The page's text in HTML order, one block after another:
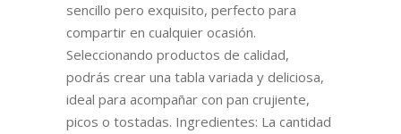
sencillo pero exquisito, perfecto para
compartir en cualquier ocasión.
Seleccionando productos de calidad,
podrás crear una tabla variada y deliciosa,
ideal para acompañar con pan crujiente,
picos o tostadas. Ingredientes: La cantidad